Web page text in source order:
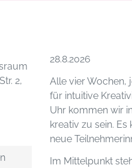
2,
28.8.2026
Alle vier Wochen,
für intuitive
Uhr kommen wir
kreativ zu sein.
neue
Im Mittelpunkt